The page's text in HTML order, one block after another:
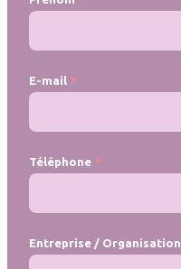
E-mail
Téléphone
Entreprise / Organisation